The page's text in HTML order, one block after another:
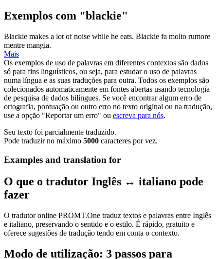
Exemplos com "blackie"
Blackie makes a lot of noise while he eats. Blackie fa molto rumore
mentre mangia.
Mais
Os exemplos de uso de palavras em diferentes contextos são dados
só para fins linguísticos, ou seja, para estudar o uso de palavras
numa língua e as suas traduções para outra. Todos os exemplos são
colecionados automaticamente em fontes abertas usando tecnologia
de pesquisa de dados bilíngues. Se você encontrar algum erro de
ortografia, pontuação ou outro erro no texto original ou na tradução,
use a opção "Reportar um erro" ou escreva para nós.
Seu texto foi parcialmente traduzido.
Pode traduzir no máximo 5000 caracteres por vez.
Examples and translation for
O que o tradutor Inglês ↔ italiano pode
fazer
O tradutor online PROMT.One traduz textos e palavras entre Inglês
e italiano, preservando o sentido e o estilo. É rápido, gratuito e
oferece sugestões de tradução tendo em conta o contexto.
Modo de utilização: 3 passos para